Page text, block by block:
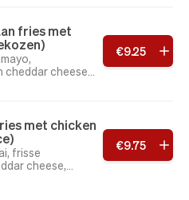
fries met
cheddar cheese,
€9.25
met chicken
frisse
cheese,
€9.75